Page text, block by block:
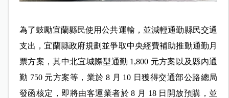
為了鼓勵宜蘭縣民使用公共運輸，並減輕通勤縣民交通
支出，宜蘭縣政府規劃並爭取中央經費補助推動通勤月
票方案，其中北宜城際型通勤 1,800 元方案以及縣內通
勤 750 元方案等，業於 8 月 10 日獲得交通部公路總局
發函核定，即將由客運業者於 8 月 18 日開放預購，並